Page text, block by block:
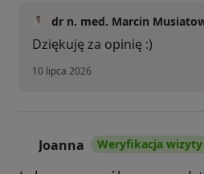
dr n. med. Marcin
Dziękuję za opinię :)
10 lipca 2026
Joanna Weryfikacja wizyty